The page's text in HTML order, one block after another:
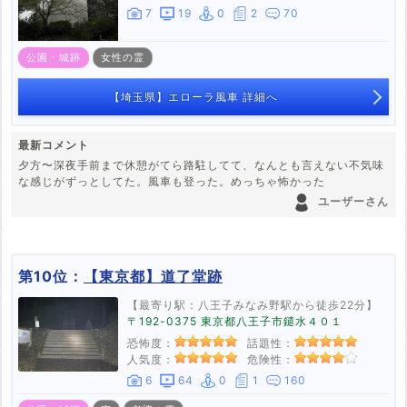
7
19 0 2 70
公園・城跡 女性の霊
【埼玉県】エローラ風車 詳細へ
最新コメント
夕方〜深夜手前まで休憩がてら路駐してて、なんとも言えない不気味
な感じがずっとしてた。風車も登った。めっちゃ怖かった
ユーザーさん
第10位： 【東京都】道了堂跡
【最寄り駅：八王子みなみ野駅から徒歩22分】
〒192-0375 東京都八王子市鑓水４０１
恐怖度：
話題性：
人気度：
危険性：
6
64 0 1 160